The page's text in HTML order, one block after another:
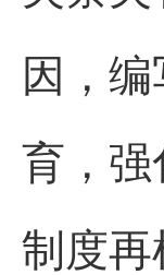
因，
育，强
制度再